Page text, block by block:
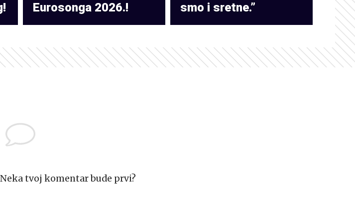
Eurosonga 2026.!
smo i sretne.”
tvoj komentar bude prvi?